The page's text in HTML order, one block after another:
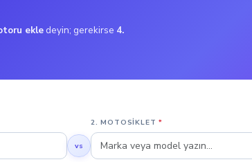
dengeli bir sürüş sunar.
ideal. Bu tork değeri, şehir içi kullanımda ekonomik
km/h ile daha düşük bir maksimum hız
ekledeyin; gerekirse 4.
vs
2. MOTOSIKLET*